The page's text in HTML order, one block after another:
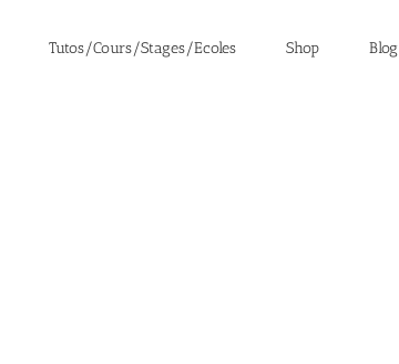
Tutos/Cours/Stages/Ecoles Shop Blog